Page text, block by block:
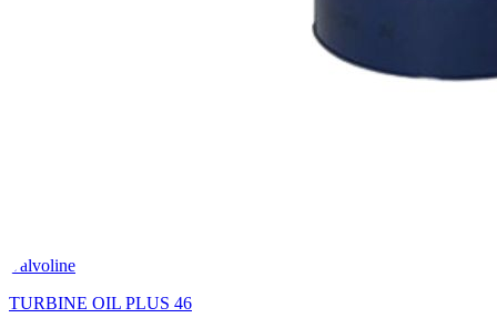
Valvoline
TURBINE OIL PLUS 46